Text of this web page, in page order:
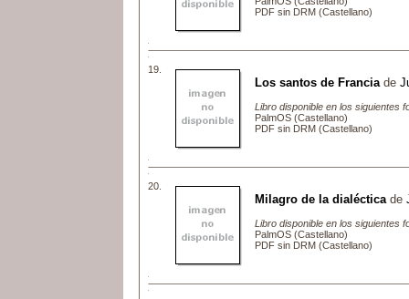
PDF sin DRM (Castellano)
19.
Los santos de Francia de
Libro disponible en los siguientes
PalmOS (Castellano)
PDF sin DRM (Castellano)
20.
Milagro de la dialéctica de
Libro disponible en los siguientes
PalmOS (Castellano)
PDF sin DRM (Castellano)